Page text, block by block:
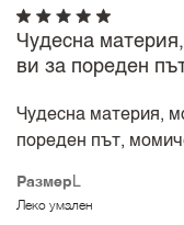
Размер L
Леко умален
Чудесна
ви за пореден
Чудесна материя,
пореден път,